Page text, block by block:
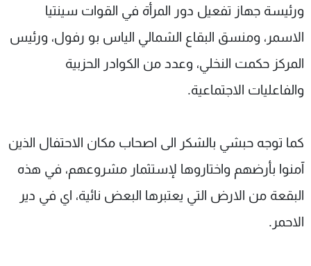
ورئيسة جهاز تفعيل دور المرأة في القوات سينتيا
الاسمر، ومنسق البقاع الشمالي الياس بو رفول، ورئيس
المركز حكمت النخلي، وعدد من الكوادر الحزبية
والفاعليات الاجتماعية.
كما توجه حبشي بالشكر الى اصحاب مكان الاحتفال الذين
آمنوا بأرضهم واختاروها لإستثمار مشروعهم، في هذه
البقعة من الارض التي يعتبرها البعض نائية، اي في دير
الاحمر.